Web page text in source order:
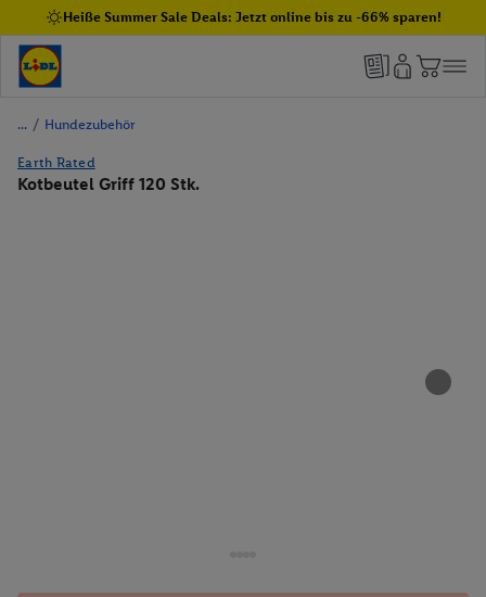
Heiße Summer Sale Deals: Jetzt online bis zu -66% sparen!
/ Hundezubehör
Earth Rated
Kotbeutel Griff 120 Stk.